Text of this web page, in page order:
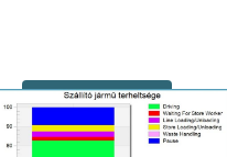
ELŐZŐ